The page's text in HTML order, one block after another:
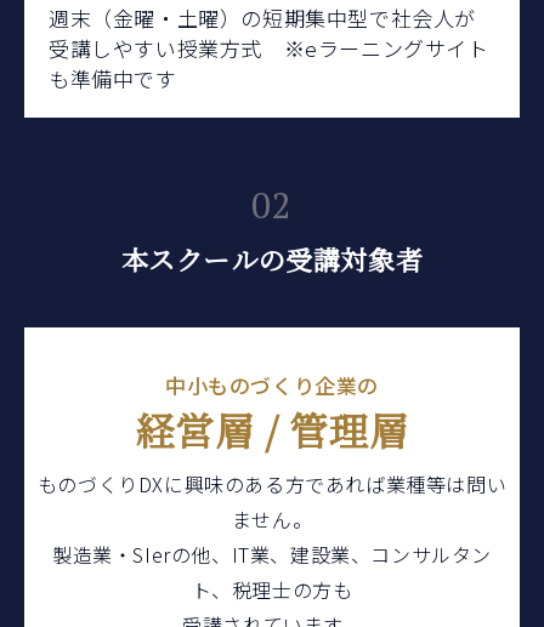
週末（金曜・土曜）の短期集中型で社会人が
受講しやすい授業方式 ※eラーニングサイト
も準備中です
02
本スクールの受講対象者
中小ものづくり企業の
経営層 / 管理層
ものづくりDXに興味のある方であれば業種等は問い
ません。
製造業・SIerの他、IT業、建設業、コンサルタン
ト、 税理士の方も